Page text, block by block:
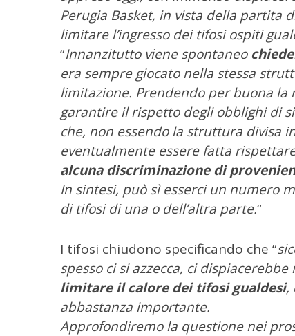
Perugia Basket, in vista della partita
limitare l’ingresso dei tifosi ospiti
“Innanzitutto viene spontaneo
era sempre giocato nella stessa
limitazione. Prendendo per buona la
garantire il rispetto degli obblighi di
che, non essendo la struttura divisa
eventualmente essere fatta
alcuna discriminazione di
In sintesi, può sì esserci un numero
di tifosi di una o dell’altra parte.“
I tifosi chiudono specificando che “
spesso ci si azzecca, ci
limitare il calore dei tifosi gualdesi,
abbastanza importante.
Approfondiremo la questione nei
a
p
e
r